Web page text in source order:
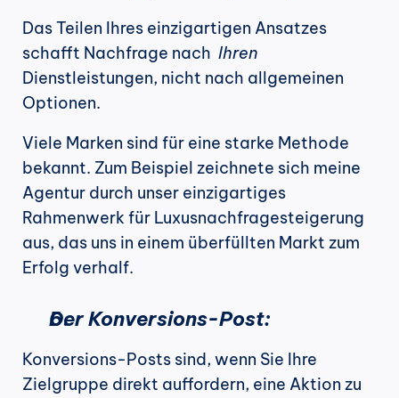
Das Teilen Ihres einzigartigen Ansatzes
schafft Nachfrage nach Ihren
Dienstleistungen, nicht nach allgemeinen
Optionen.
Viele Marken sind für eine starke Methode
bekannt. Zum Beispiel zeichnete sich meine
Agentur durch unser einzigartiges
Rahmenwerk für Luxusnachfragesteigerung
aus, das uns in einem überfüllten Markt zum
Erfolg verhalf.
Der Konversions-Post:
Konversions-Posts sind, wenn Sie Ihre
Zielgruppe direkt auffordern, eine Aktion zu